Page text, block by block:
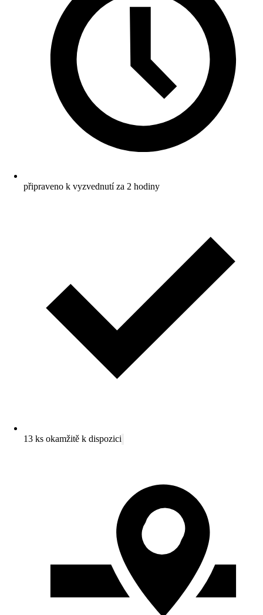
připraveno k vyzvednutí za 2 hodiny
13 ks okamžitě k dispozici